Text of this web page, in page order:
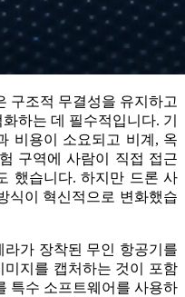
구조적 무결성을 유지하고
하는 데 필수적입니다. 기
비용이 소요되고 비계, 옥
구역에 사람이 직접 접근
했습니다. 하지만 드론 사
식이 혁신적으로 변화했습
가 장착된 무인 항공기를
지를 캡처하는 것이 포함
특수 소프트웨어를 사용하